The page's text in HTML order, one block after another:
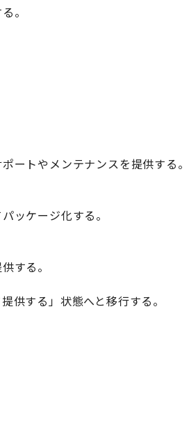
。
ートやメンテナンスを提供する。
ッケージ化する。
する。
供する」状態へと移行する。